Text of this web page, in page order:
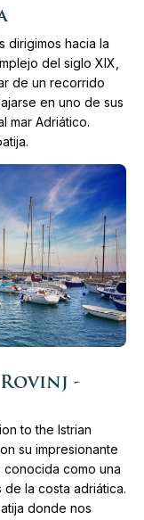
dirigimos hacia la
del siglo XIX,
de un recorrido
en uno de sus
mar Adriático.
-
to the Istrian
su impresionante
conocida como una
la costa adriática.
donde nos